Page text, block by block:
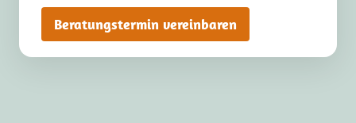
Beratungstermin vereinbaren